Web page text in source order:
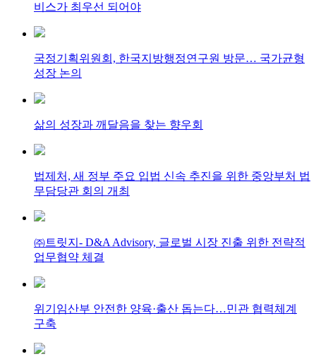
비스가 최우선 되어야
국정기획위원회, 한국지방행정연구원 방문… 국가균형
성장 논의
삶의 성장과 깨달음을 찾는 향우회
법제처, 새 정부 주요 입법 신속 추진을 위한 중앙부처 법
무담당관 회의 개최
㈜트릿지- D&A Advisory, 글로벌 시장 진출 위한 전략적
업무협약 체결
위기임산부 안전한 양육·출산 돕는다…민관 협력체계
구축